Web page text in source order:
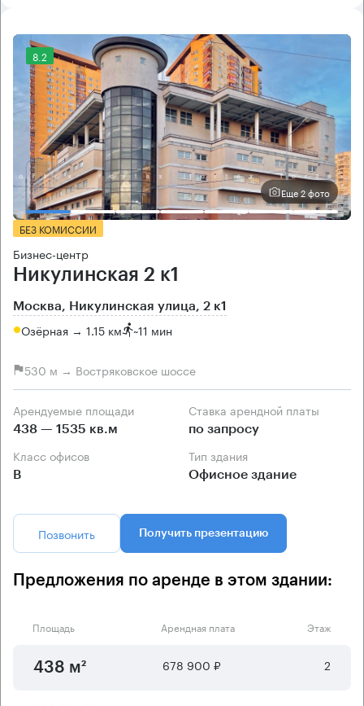
8.2
Еще 2 фото
БЕЗ КОМИССИИ
Бизнес-центр
Никулинская 2 к1
Москва, Никулинская улица, 2 к1
Озёрная → 1.15 км ~11 мин
530 м → Востряковское шоссе
Арендуемые площади
438 — 1535 кв.м
Ставка арендной платы
по запросу
Класс офисов
B
Тип здания
Офисное здание
Позвонить Получить презентацию
Предложения по аренде в этом здании:
Площадь Арендная плата Этаж
438 м² 678 900 ₽ 2